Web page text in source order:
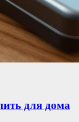
для дома